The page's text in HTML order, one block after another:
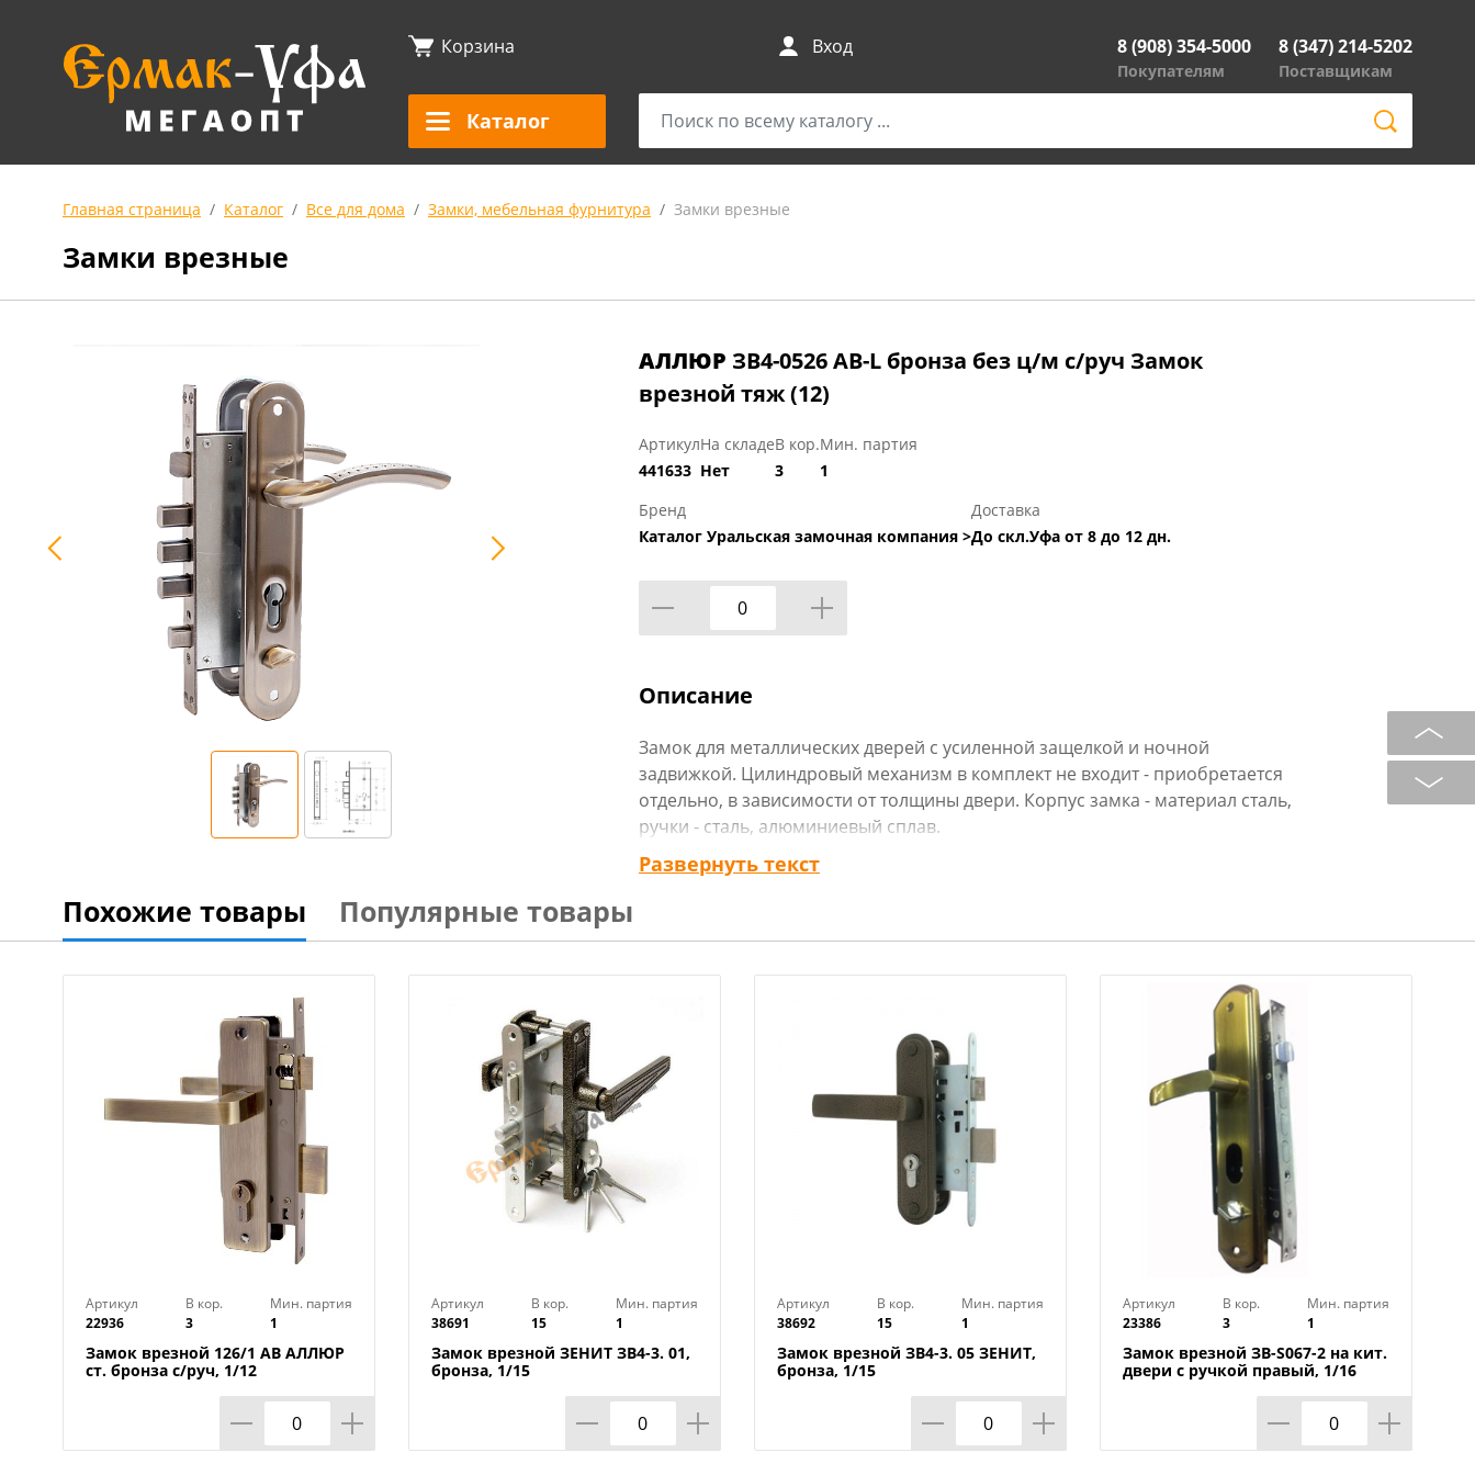
Корзина Вход 8 (908) 354-5000
Покупателям
8 (347) 214-5202
Поставщикам
Каталог
Главная страница Каталог Все для дома Замки, мебельная фурнитура Замки врезные
Замки врезные
АЛЛЮР ЗВ4-0526 AB-L бронза без ц/м с/руч Замок
врезной тяж (12)
Артикул
441633
На складе
Нет
В кор.
3
Мин. партия
1
Бренд
Каталог Уральская замочная компания >
Доставка
До скл.Уфа от 8 до 12 дн.
Описание
Замок для металлических дверей с усиленной защелкой и ночной
задвижкой. Цилиндровый механизм в комплект не входит - приобретается
отдельно, в зависимости от толщины двери. Корпус замка - материал сталь,
ручки - сталь, алюминиевый сплав.
Функция ночной задвижки позволяет закрыть замок таким образом, что
его не возможно открыть снаружи с помощью ключа. Бэксет - 60 мм,
Класс секретности: 1 класс
Тип механизма секретности: без ц/м
Тип двери: Металлические
Форма ригелей: Круглый
Материал корпуса: Сталь
Наличие защелки : Да
Комплектация ручкой: Да
Класс секретности: 1 класс
Развернуть текст
Похожие товары Популярные товары
Артикул
22936
В кор.
3
Мин. партия
1
Замок врезной 126/1 АВ АЛЛЮР
ст. бронза с/руч, 1/12
Артикул
38691
В кор.
15
Мин. партия
1
Замок врезной ЗЕНИТ ЗВ4-3. 01,
бронза, 1/15
Артикул
38692
В кор.
15
Мин. партия
1
Замок врезной ЗВ4-3. 05 ЗЕНИТ,
бронза, 1/15
Артикул
23386
В кор.
3
Мин. партия
1
Замок врезной ЗВ-S067-2 на кит.
двери с ручкой правый, 1/16